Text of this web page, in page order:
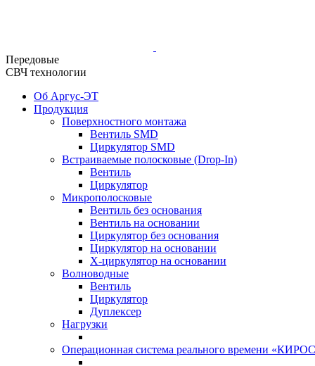
Передовые
СВЧ технологии
Об Аргус-ЭТ
Продукция
Поверхностного монтажа
Вентиль SMD
Циркулятор SMD
Встраиваемые полосковые (Drop-In)
Вентиль
Циркулятор
Микрополосковые
Вентиль без основания
Вентиль на основании
Циркулятор без основания
Циркулятор на основании
Х-циркулятор на основании
Волноводные
Вентиль
Циркулятор
Дуплексер
Нагрузки
Операционная система реального времени